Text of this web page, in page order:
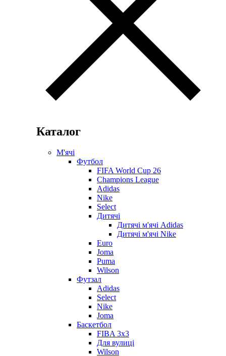
Каталог
М'ячі
Футбол
FIFA World Cup 26
Champions League
Adidas
Nike
Select
Дитячі
Дитячі м'ячі Adidas
Дитячі м'ячі Nike
Euro
Joma
Puma
Wilson
Футзал
Adidas
Select
Nike
Joma
Баскетбол
FIBA 3x3
Для вулиці
Wilson